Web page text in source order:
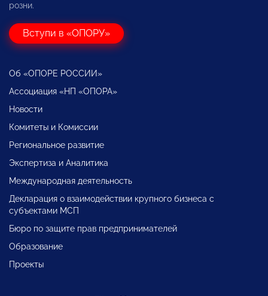
розни.
Вступи в «ОПОРУ»
Об «ОПОРЕ РОССИИ»
Ассоциация «НП «ОПОРА»
Новости
Комитеты и Комиссии
Региональное развитие
Экспертиза и Аналитика
Международная деятельность
Декларация о взаимодействии крупного бизнеса с
субъектами МСП
Бюро по защите прав предпринимателей
Образование
Проекты